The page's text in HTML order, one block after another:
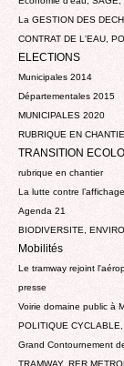
La GESTION DES
CONTRAT DE L'EAU,
ELECTIONS
Municipales 2014
Départementales 2015
MUNICIPALES 2020
RUBRIQUE EN
TRANSITION
rubrique en chantier
La lutte contre
Agenda 21
BIODIVERSITE,
Mobilités
Le tramway rejoint
presse
Voirie domaine public à
POLITIQUE CYCLABLE,
Grand Contournement
TRAMWAY, RER